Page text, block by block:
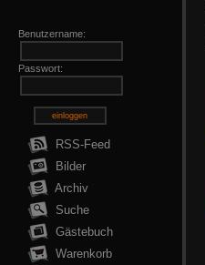
Benutzername:
Passwort:
einloggen
RSS-Feed
Bilder
Archiv
Suche
Gästebuch
Warenkorb